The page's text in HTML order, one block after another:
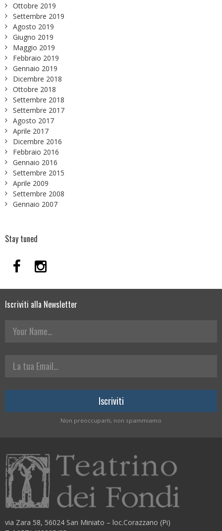
Ottobre 2019
Settembre 2019
Agosto 2019
Giugno 2019
Maggio 2019
Febbraio 2019
Gennaio 2019
Dicembre 2018
Ottobre 2018
Settembre 2018
Settembre 2017
Agosto 2017
Aprile 2017
Dicembre 2016
Febbraio 2016
Gennaio 2016
Settembre 2015
Aprile 2009
Settembre 2008
Gennaio 2007
Stay tuned
Iscriviti alla Newsletter
Your Name
La tua Email
Non preoccuparti, non spammiamo
via Zara 58, 56024 San Miniato – loc.Corazzano (Pi)